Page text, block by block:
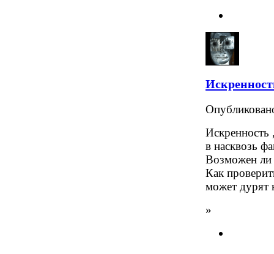
Искренность
в насквозь
Возможен ли
Как
может дурят
»